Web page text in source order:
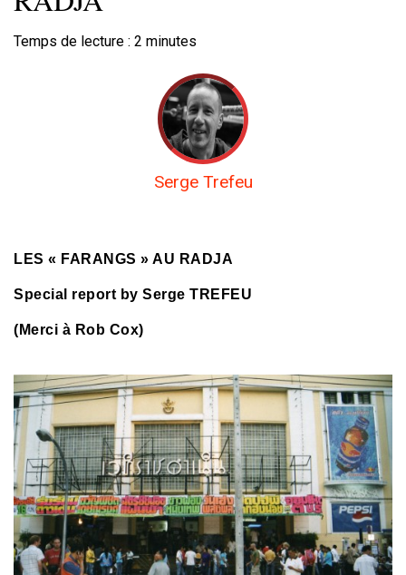
Temps de lecture : 2 minutes
Serge Trefeu
LES « FARANGS » AU RADJA
Special report by Serge TREFEU
(Merci à Rob Cox)